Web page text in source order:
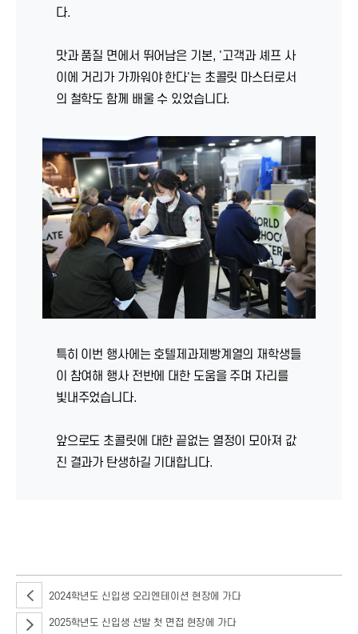
다.
맛과 품질 면에서 뛰어남은 기본, '고객과 셰프 사
이에 거리가 가까워야 한다'는 초콜릿 마스터로서
의 철학도 함께 배울 수 있었습니다.
특히 이번 행사에는 호텔제과제빵계열의 재학생들
이 참여해 행사 전반에 대한 도움을 주며 자리를
빛내주었습니다.
앞으로도 초콜릿에 대한 끝없는 열정이 모아져 값
진 결과가 탄생하길 기대합니다.
2024학년도 신입생 오리엔테이션 현장에 가다
2025학년도 신입생 선발 첫 면접 현장에 가다